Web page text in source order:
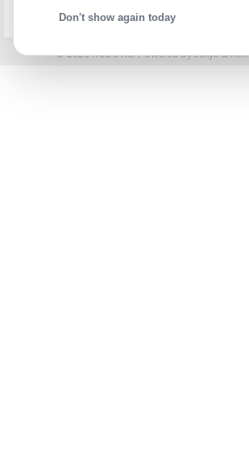
앱 다운로드
© 2026 ROBOTIS. Powered byJekyll&
Don't show again today